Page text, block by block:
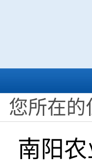
您所在的
南阳